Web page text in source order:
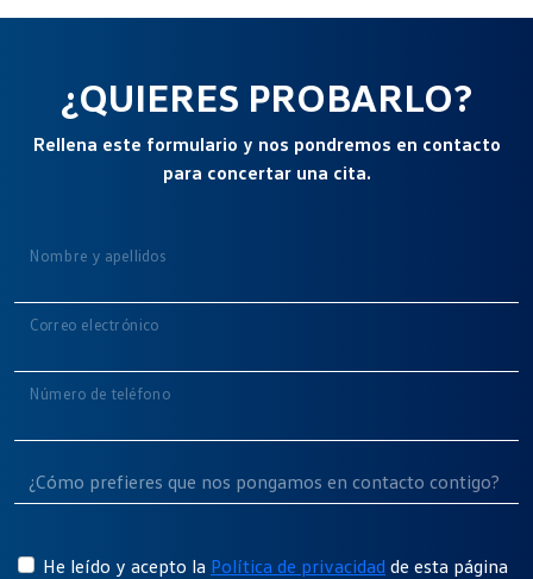
¿QUIERES PROBARLO?
Rellena este formulario y nos pondremos en contacto
para concertar una cita.
Nombre y apellidos
Correo electrónico
Número de teléfono
He leído y acepto la Política de privacidad de esta página